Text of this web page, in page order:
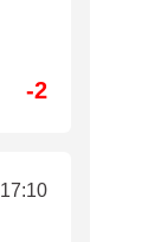
-2
17:10